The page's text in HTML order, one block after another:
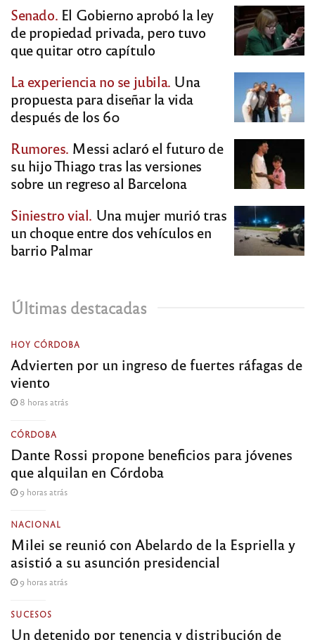
Senado. El Gobierno aprobó la ley
de propiedad privada, pero tuvo
que quitar otro capítulo
La experiencia no se jubila. Una
propuesta para diseñar la vida
después de los 60
Rumores. Messi aclaró el futuro de
su hijo Thiago tras las versiones
sobre un regreso al Barcelona
Siniestro vial. Una mujer murió tras
un choque entre dos vehículos en
barrio Palmar
Últimas destacadas
HOY CÓRDOBA
Advierten por un ingreso de fuertes ráfagas de
viento
8 horas atrás
CÓRDOBA
Dante Rossi propone beneficios para jóvenes
que alquilan en Córdoba
9 horas atrás
NACIONAL
Milei se reunió con Abelardo de la Espriella y
asistió a su asunción presidencial
9 horas atrás
SUCESOS
Un detenido por tenencia y distribución de